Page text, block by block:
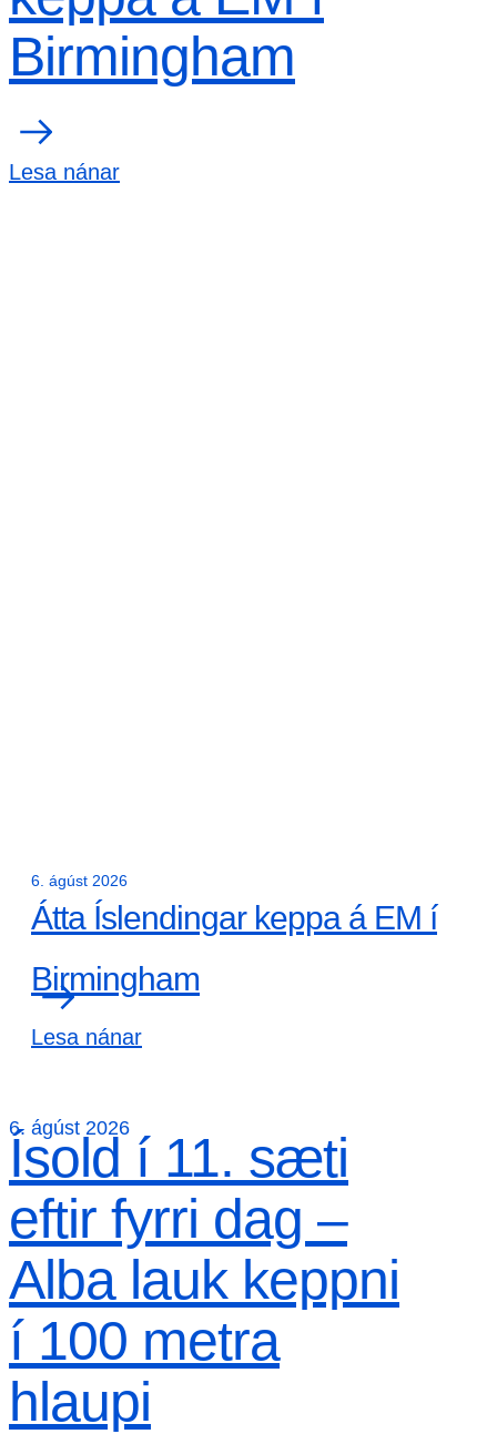
Birmingham
Lesa nánar
6. ágúst 2026
Átta Íslendingar keppa á EM í
Birmingham
Lesa nánar
6. ágúst 2026
Ísold í 11. sæti
eftir fyrri dag –
Alba lauk keppni
í 100 metra
hlaupi